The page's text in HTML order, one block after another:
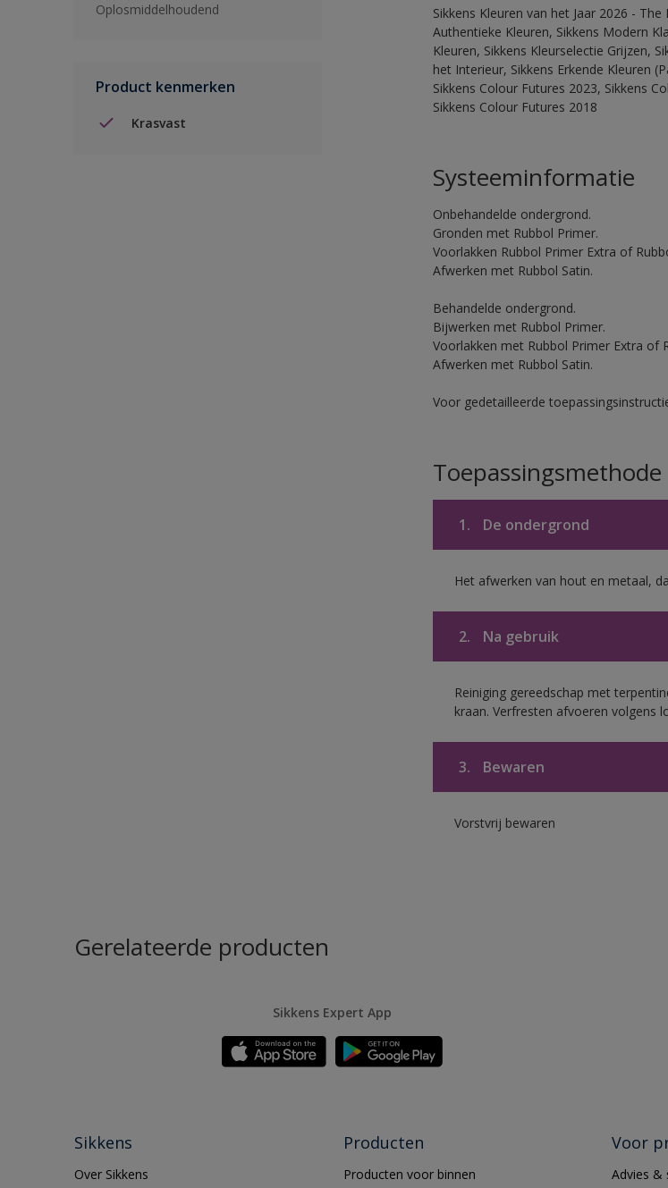
Oplosmiddelhoudend
Product kenmerken
Krasvast
Sikkens Kleuren van het Jaar 2026 -
Authentieke Kleuren, Sikkens Modern
Kleuren, Sikkens Kleurselectie Grijzen,
het Interieur, Sikkens Erkende Kleuren
Sikkens Colour Futures 2023, Sikkens
Sikkens Colour Futures 2018
Systeeminformatie
Onbehandelde ondergrond.
Gronden met Rubbol Primer.
Voorlakken Rubbol Primer Extra of
Afwerken met Rubbol Satin.
Behandelde ondergrond.
Bijwerken met Rubbol Primer.
Voorlakken met Rubbol Primer Extra of
Afwerken met Rubbol Satin.
Voor gedetailleerde
Toepassingsmethode
1. De ondergrond
Het afwerken van hout en metaal,
2. Na gebruik
Reiniging gereedschap met
kraan. Verfresten afvoeren volgens
3. Bewaren
Vorstvrij bewaren
Gerelateerde producten
Sikkens Expert App
Sikkens
Over Sikkens
Producten
Producten voor binnen
Voor
Advies &